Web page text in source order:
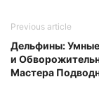
Previous article
Дельфины:
и
Мастера